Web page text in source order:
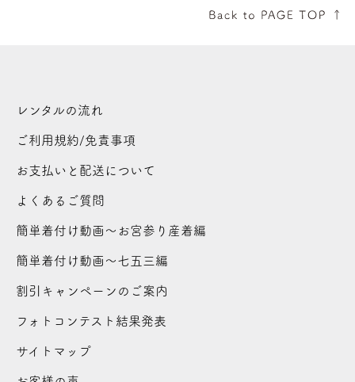
レンタルの流れ
ご利用規約/免責事項
お支払いと配送について
よくあるご質問
簡単着付け動画～お宮参り産着編
簡単着付け動画～七五三編
割引キャンペーンのご案内
フォトコンテスト結果発表
サイトマップ